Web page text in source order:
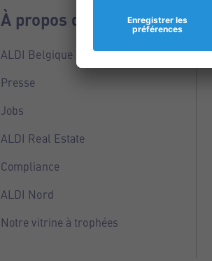
À propos de nous
ALDI Belgique
Presse
Jobs
ALDI Real Estate
Compliance
ALDI Nord
Notre vitrine à trophées